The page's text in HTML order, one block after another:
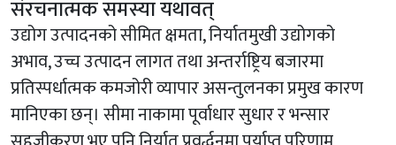
संरचनात्मक समस्या यथावत्
उद्योग उत्पादनको सीमित क्षमता, निर्यातमुखी उद्योगको
अभाव, उच्च उत्पादन लागत तथा अन्तर्राष्ट्रिय बजारमा
प्रतिस्पर्धात्मक कमजोरी व्यापार असन्तुलनका प्रमुख कारण
मानिएका छन्। सीमा नाकामा पूर्वाधार सुधार र भन्सार